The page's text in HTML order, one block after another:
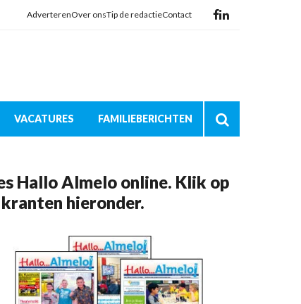
AdverterenOver onsTip de redactieContact
VACATURES FAMILIEBERICHTEN
Hallo Almelo online. Klik op
hieronder.